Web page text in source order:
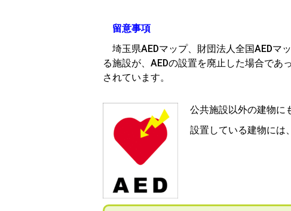
留意事項
埼玉県AEDマップ、財団法人全国AEDマ
る施設が、AEDの設置を廃止した場合であ
されています。
公共施設以外の建物に
設置している建物には